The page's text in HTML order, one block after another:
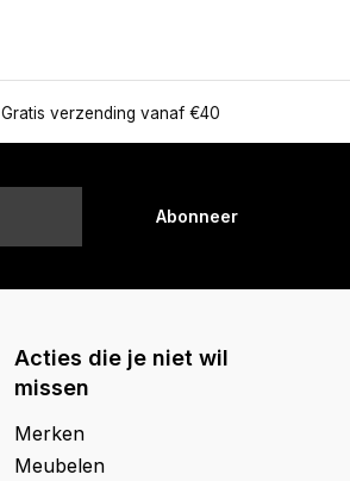
Gratis verzending vanaf €40
Abonneer
Acties die je niet wil
missen
Merken
Meubelen